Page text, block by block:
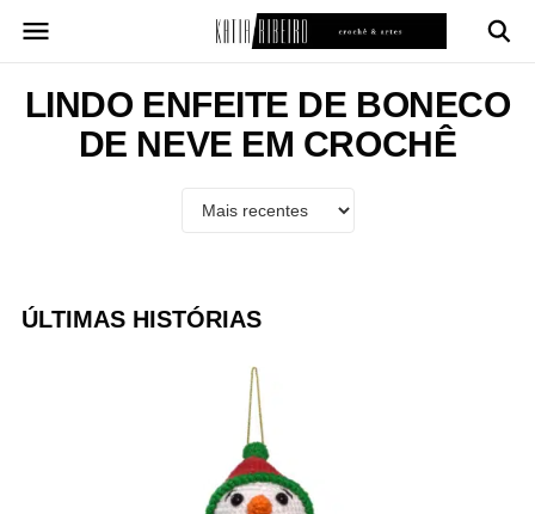
para
conteúdo
LINDO ENFEITE DE BONECO
DE NEVE EM CROCHÊ
ÚLTIMAS HISTÓRIAS